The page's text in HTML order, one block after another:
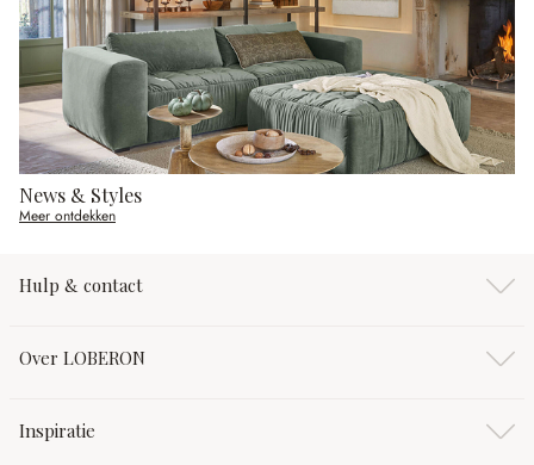
News & Styles
Meer ontdekken
Hulp & contact
Over LOBERON
Inspiratie